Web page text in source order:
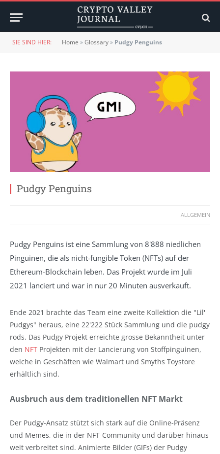
SIE SIND HIER: Home »Glossary» Pudgy Penguins
Pudgy Penguins
ALLGEMEIN
Pudgy Penguins ist eine Sammlung von 8'888 niedlichen
Pinguinen, die als nicht-fungible Token (NFTs) auf der
Ethereum-Blockchain leben. Das Projekt wurde im Juli
2021 lanciert und war in nur 20 Minuten ausverkauft.
Ende 2021 brachte das Team eine zweite Kollektion die "Lil'
Pudgys" heraus, eine 22'222 Stück Sammlung und die pudgy
rods. Das Pudgy Projekt erreichte grosse Bekanntheit unter
den NFT Projekten mit der Lancierung von Stoffpinguinen,
welche in Geschäften wie Walmart und Smyths Toystore
erhältlich sind.
Ausbruch aus dem traditionellen NFT Markt
Der Pudgy-Ansatz stützt sich stark auf die Online-Präsenz
und Memes, die in der NFT-Community und darüber hinaus
weit verbreitet sind. Animierte Bilder (GIFs) der Pudgy